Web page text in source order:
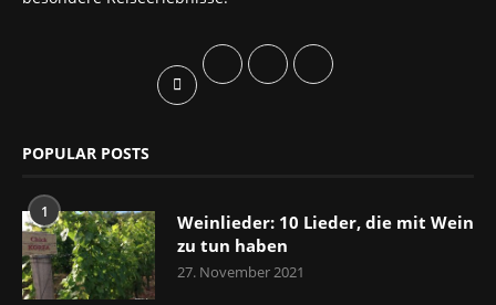
POPULAR POSTS
1
Weinlieder: 10 Lieder, die mit Wein
zu tun haben
27. November 2021